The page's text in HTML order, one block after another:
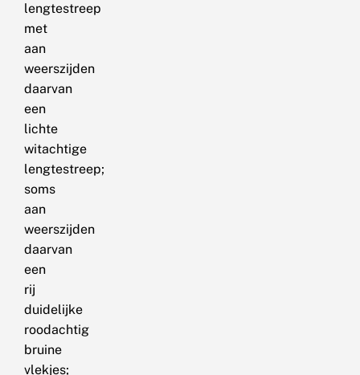
lengtestreep
met
aan
weerszijden
daarvan
een
lichte
witachtige
lengtestreep;
soms
aan
weerszijden
daarvan
een
rij
duidelijke
roodachtig
bruine
vlekjes;